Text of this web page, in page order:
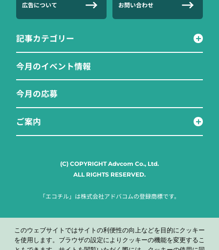
広告について お問い合わせ
記事カテゴリー
今月のイベント情報
今月の応募
ご案内
(C) COPYRIGHT Advcom Co., Ltd.
ALL RIGHTS RESERVED.
「エコチル」は株式会社アドバコムの登録商標です。
このウェブサイトではサイトの利便性の向上などを目的にクッキー
を使用します。ブラウザの設定によりクッキーの機能を変更するこ